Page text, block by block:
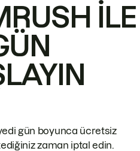
ILE
gün boyunca ücretsiz
zaman iptal edin.